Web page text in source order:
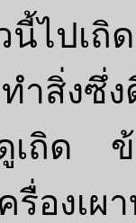
นี้ไปเ
ำสิ่งซึ่
ถิด ข้
รื่องเ